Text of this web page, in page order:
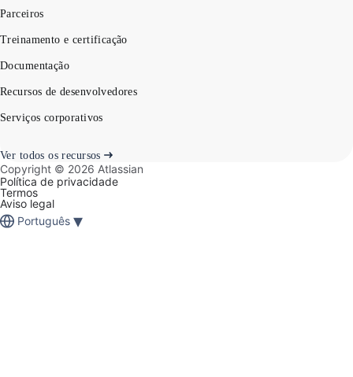
Parceiros
Treinamento e certificação
Documentação
Recursos de desenvolvedores
Serviços corporativos
Ver todos os recursos
Copyright © 2026 Atlassian
Política de privacidade
Termos
Aviso legal
Português ▾